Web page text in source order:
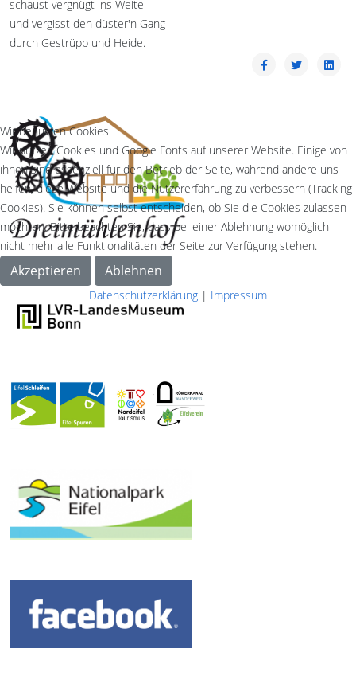
schaust vergnügt ins Weite
und vergisst den düster'n Gang
durch Gestrüpp und Heide.
Wir benutzen Cookies
Wir nutzen Cookies und Google Fonts auf unserer Website. Einige von
ihnen sind essenziell für den Betrieb der Seite, während andere uns
helfen, diese Website und die Nutzererfahrung zu verbessern (Tracking
Cookies). Sie können selbst entscheiden, ob Sie die Cookies zulassen
möchten. Bitte beachten Sie, dass bei einer Ablehnung womöglich
nicht mehr alle Funktionalitäten der Seite zur Verfügung stehen.
Akzeptieren Ablehnen
Datenschutzerklärung | Impressum